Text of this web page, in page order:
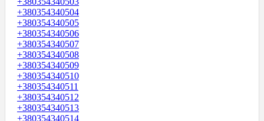
+380354340504
+380354340505
+380354340506
+380354340507
+380354340508
+380354340509
+380354340510
+380354340511
+380354340512
+380354340513
+380354340514